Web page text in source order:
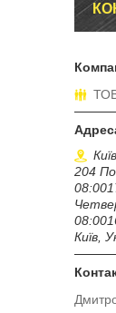
204
Київ,